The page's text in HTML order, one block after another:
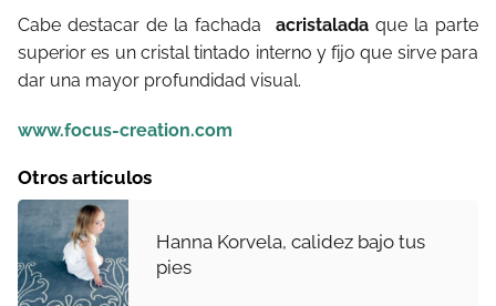
Cabe destacar de la fachada acristalada que la parte
superior es un cristal tintado interno y fijo que sirve para
dar una mayor profundidad visual.
www.focus-creation.com
Otros artículos
Hanna Korvela, calidez bajo tus
pies